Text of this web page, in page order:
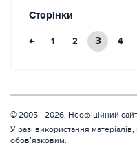
Сторінки
← 1 2 3 4
© 2005—2026, Неофіційний
У разі використання
обов’язковим.